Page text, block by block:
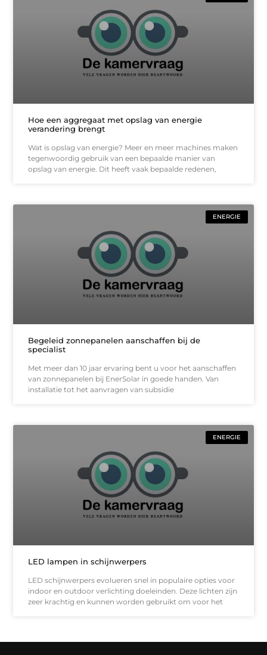
Hoe een aggregaat met opslag van energie
verandering brengt
Wat is opslag van energie? Meer en meer machines maken
tegenwoordig gebruik van een bepaalde manier van
opslag van energie. Dit heeft vaak bepaalde redenen,
ENERGIE
Begeleid zonnepanelen aanschaffen bij de
specialist
Met meer dan 10 jaar ervaring bent u voor het aanschaffen
van zonnepanelen bij EnerSolar in goede handen. Van
installatie tot het aanvragen van subsidie
ENERGIE
LED lampen in schijnwerpers
LED schijnwerpers evolueren snel in populaire opties voor
indoor en outdoor verlichting doeleinden. Deze lichten zijn
zeer krachtig en kunnen worden gebruikt om voor het